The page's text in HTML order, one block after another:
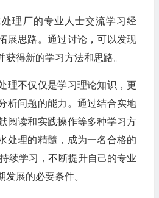
理厂的专业人士交流学习经
展思路。通过讨论，可以发现
获得新的学习方法和思路。
理不仅仅是学习理论知识，更
析问题的能力。通过结合实地
阅读和实践操作等多种学习方
处理的精髓，成为一名合格的
续学习，不断提升自己的专业
展的必要条件。